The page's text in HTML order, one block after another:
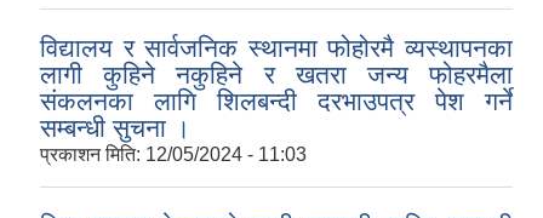
विद्यालय र सार्वजनिक स्थानमा फोहोरमै व्यस्थापनका
लागी कुहिने नकुहिने र खतरा जन्य फोहरमैला
संकलनका लागि शिलबन्दी दरभाउपत्र पेश गर्ने
सम्बन्धी सुचना ।
प्रकाशन मिति: 12/05/2024 - 11:03